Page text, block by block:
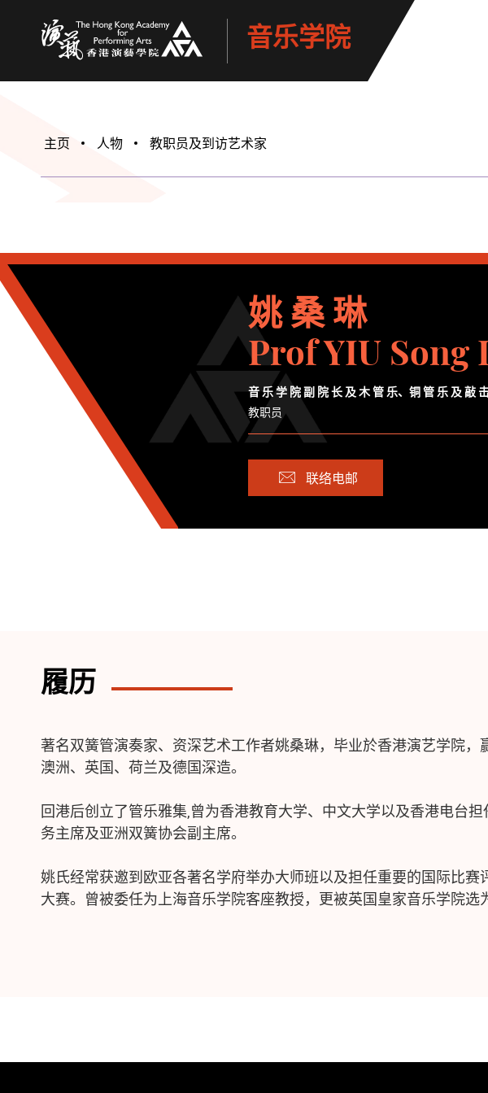
音乐学院
主页 人物 教职员及到访艺术家
姚 桑 琳
Prof YIU Song
音 乐 学 院 副 院 长 及 木 管 乐、铜 管 乐 及 敲
教职员
联络电邮
履历
著名双簧管演奏家、资深艺术工作者姚桑琳，毕业於香港演艺学院
澳洲、英国、荷兰及德国深造。
回港后创立了管乐雅集,曾为香港教育大学、中文大学以及香港电台
务主席及亚洲双簧协会副主席。
姚氏经常获邀到欧亚各著名学府举办大师班以及担任重要的国际比
大赛。曾被委任为上海音乐学院客座教授，更被英国皇家音乐学院选